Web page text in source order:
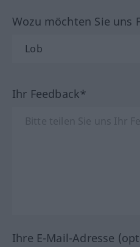
Wozu möchten Sie uns
Ihr Feedback*
Ihre E-Mail-Adresse